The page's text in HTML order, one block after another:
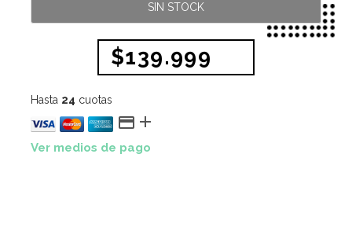
SIN STOCK
$139.999
Hasta 24 cuotas
 
Ver medios de pago